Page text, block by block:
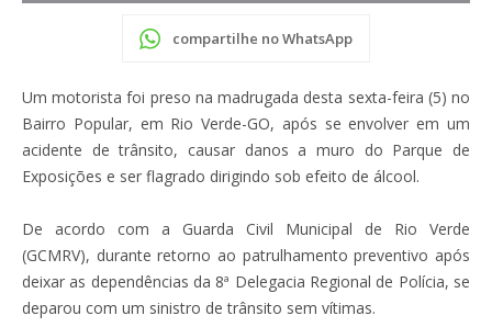
compartilhe no WhatsApp
Um motorista foi preso na madrugada desta sexta-feira (5) no
Bairro Popular, em Rio Verde-GO, após se envolver em um
acidente de trânsito, causar danos a muro do Parque de
Exposições e ser flagrado dirigindo sob efeito de álcool.
De acordo com a Guarda Civil Municipal de Rio Verde
(GCMRV), durante retorno ao patrulhamento preventivo após
deixar as dependências da 8ª Delegacia Regional de Polícia, se
deparou com um sinistro de trânsito sem vítimas.